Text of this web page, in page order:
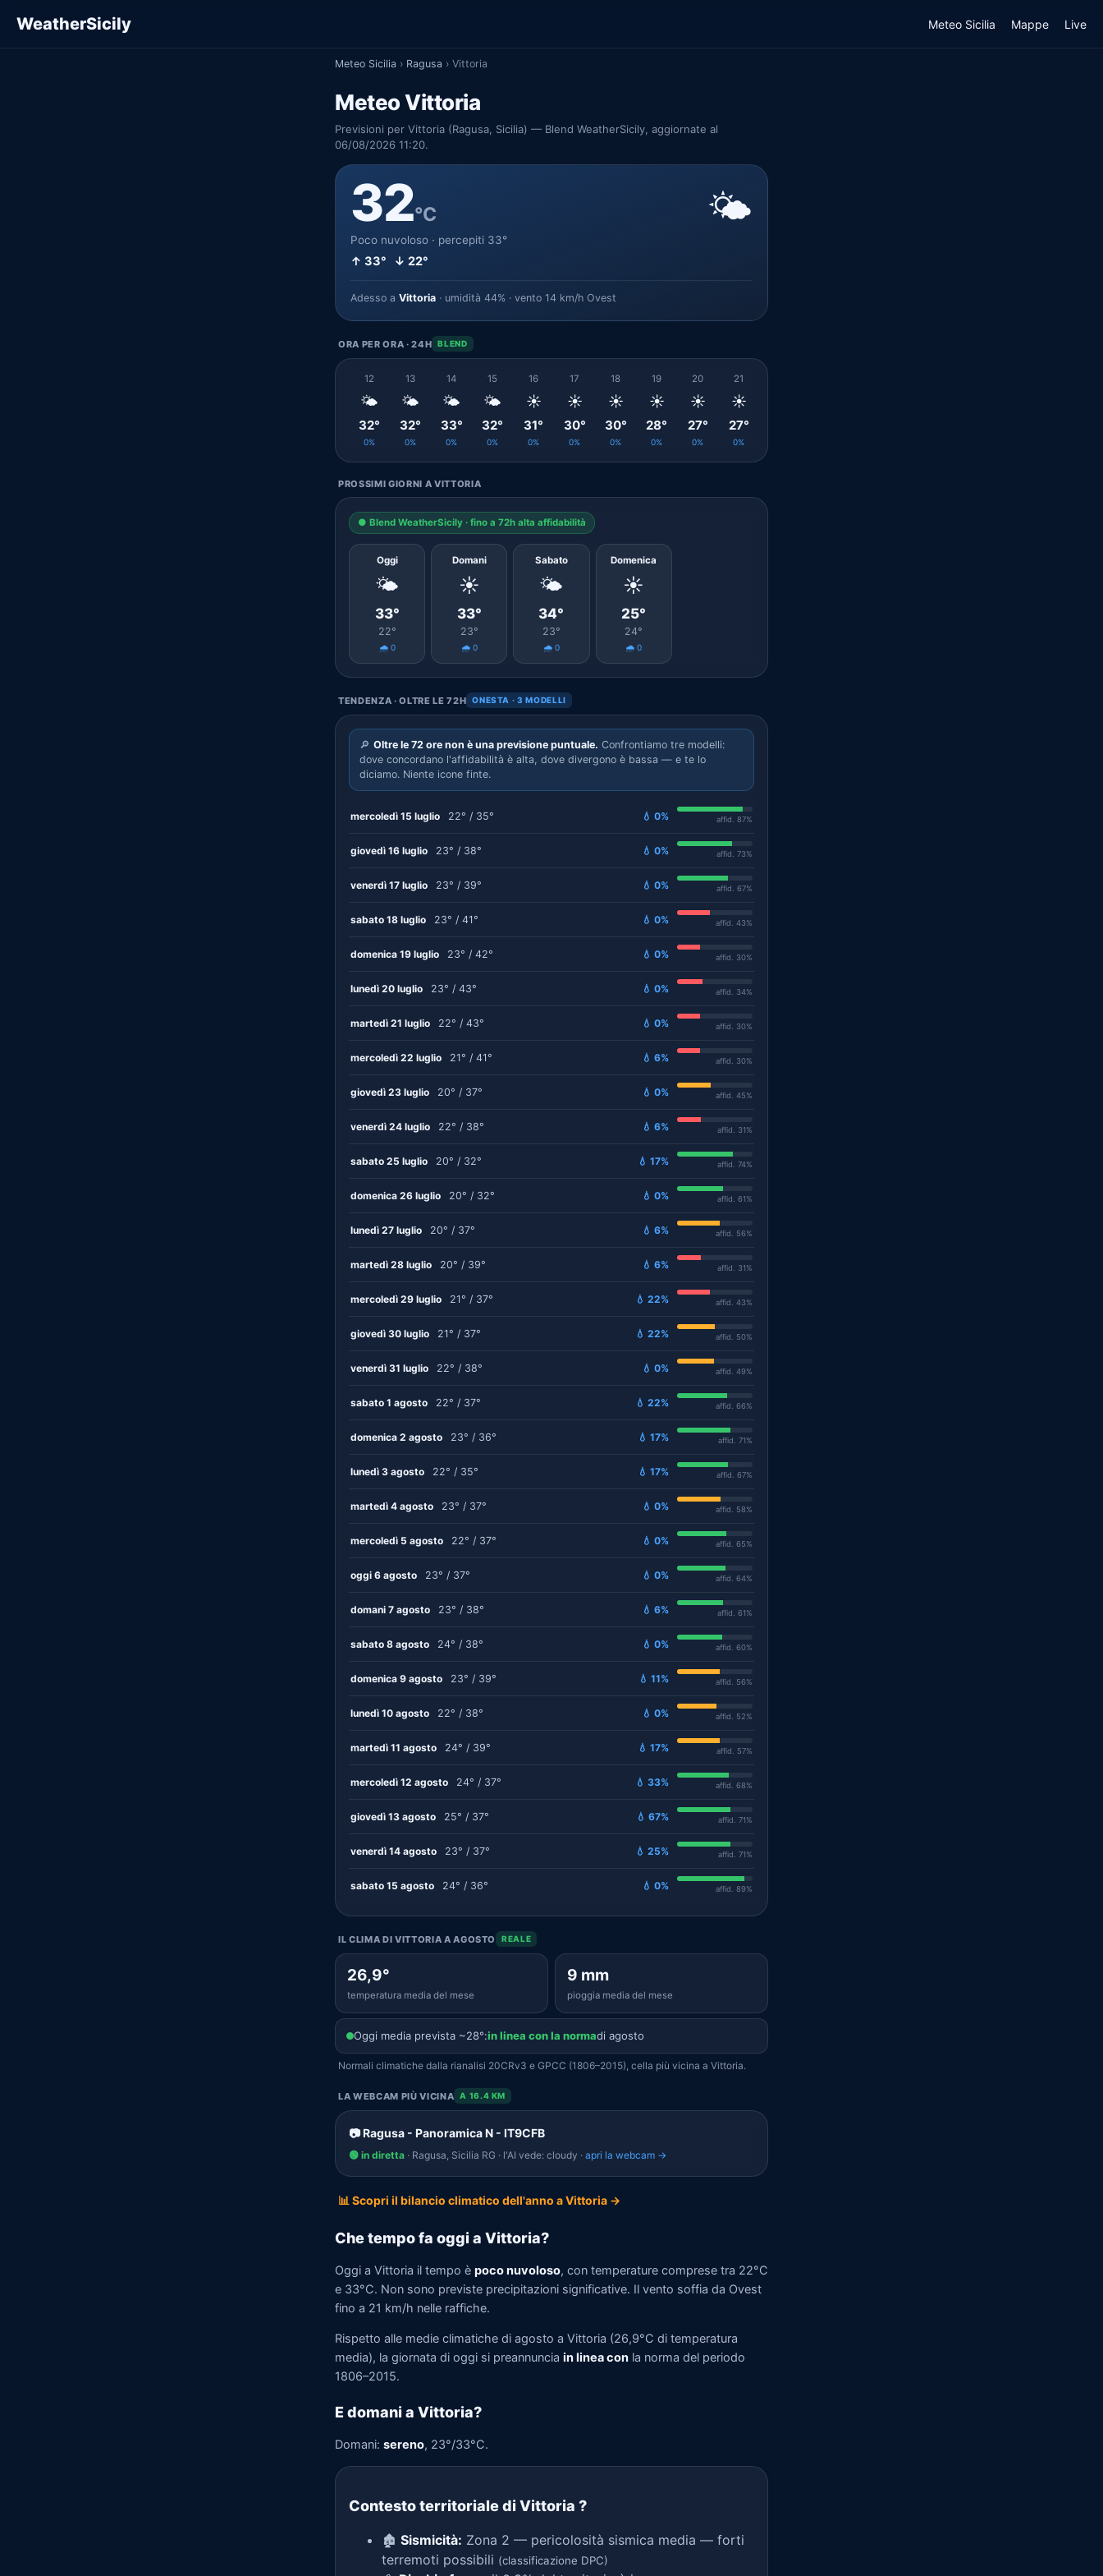
WeatherSicily Meteo Sicilia Mappe Live
Meteo Sicilia › Ragusa › Vittoria
Meteo Vittoria
Previsioni per Vittoria (Ragusa, Sicilia) — Blend WeatherSicily, aggiornate al
06/08/2026 11:20.
32°C
Poco nuvoloso · percepiti 33°
↑ 33° ↓ 22°
🌤️
Adesso a Vittoria · umidità 44% · vento 14 km/h Ovest
ORA PER ORA · 24H BLEND
12
🌤️
32°
0%
13
🌤️
32°
0%
14
🌤️
33°
0%
15
🌤️
32°
0%
16
☀️
31°
0%
17
☀️
30°
0%
18
☀️
30°
0%
19
☀️
28°
0%
20
☀️
27°
0%
21
☀️
27°
0%
PROSSIMI GIORNI A VITTORIA
● Blend WeatherSicily · fino a 72h alta affidabilità
Oggi
🌤️
33°
22°
🌧️ 0
Domani
☀️
33°
23°
🌧️ 0
Sabato
🌤️
34°
23°
🌧️ 0
Domenica
☀️
25°
24°
🌧️ 0
TENDENZA · OLTRE LE 72H ONESTA · 3 MODELLI
🔎 Oltre le 72 ore non è una previsione puntuale. Confrontiamo tre modelli:
dove concordano l'affidabilità è alta, dove divergono è bassa — e te lo
diciamo. Niente icone finte.
mercoledì 15 luglio 22° / 35° 💧 0% affid. 87%
giovedì 16 luglio 23° / 38° 💧 0% affid. 73%
venerdì 17 luglio 23° / 39° 💧 0% affid. 67%
sabato 18 luglio 23° / 41° 💧 0% affid. 43%
domenica 19 luglio 23° / 42° 💧 0% affid. 30%
lunedì 20 luglio 23° / 43° 💧 0% affid. 34%
martedì 21 luglio 22° / 43° 💧 0% affid. 30%
mercoledì 22 luglio 21° / 41° 💧 6% affid. 30%
giovedì 23 luglio 20° / 37° 💧 0% affid. 45%
venerdì 24 luglio 22° / 38° 💧 6% affid. 31%
sabato 25 luglio 20° / 32° 💧 17% affid. 74%
domenica 26 luglio 20° / 32° 💧 0% affid. 61%
lunedì 27 luglio 20° / 37° 💧 6% affid. 56%
martedì 28 luglio 20° / 39° 💧 6% affid. 31%
mercoledì 29 luglio 21° / 37° 💧 22% affid. 43%
giovedì 30 luglio 21° / 37° 💧 22% affid. 50%
venerdì 31 luglio 22° / 38° 💧 0% affid. 49%
sabato 1 agosto 22° / 37° 💧 22% affid. 66%
domenica 2 agosto 23° / 36° 💧 17% affid. 71%
lunedì 3 agosto 22° / 35° 💧 17% affid. 67%
martedì 4 agosto 23° / 37° 💧 0% affid. 58%
mercoledì 5 agosto 22° / 37° 💧 0% affid. 65%
oggi 6 agosto 23° / 37° 💧 0% affid. 64%
domani 7 agosto 23° / 38° 💧 6% affid. 61%
sabato 8 agosto 24° / 38° 💧 0% affid. 60%
domenica 9 agosto 23° / 39° 💧 11% affid. 56%
lunedì 10 agosto 22° / 38° 💧 0% affid. 52%
martedì 11 agosto 24° / 39° 💧 17% affid. 57%
mercoledì 12 agosto 24° / 37° 💧 33% affid. 68%
giovedì 13 agosto 25° / 37° 💧 67% affid. 71%
venerdì 14 agosto 23° / 37° 💧 25% affid. 71%
sabato 15 agosto 24° / 36° 💧 0% affid. 89%
IL CLIMA DI VITTORIA A AGOSTO REALE
26,9°
temperatura media del mese
9 mm
pioggia media del mese
Oggi media prevista ~28°:in linea con la normadi agosto
Normali climatiche dalla rianalisi 20CRv3 e GPCC (1806–2015), cella più vicina a Vittoria.
LA WEBCAM PIÙ VICINA A 16.4 KM
📷 Ragusa - Panoramica N - IT9CFB
🟢 in diretta · Ragusa, Sicilia RG · l'AI vede: cloudy · apri la webcam →
📊 Scopri il bilancio climatico dell'anno a Vittoria →
Che tempo fa oggi a Vittoria?
Oggi a Vittoria il tempo è poco nuvoloso, con temperature comprese tra 22°C
e 33°C. Non sono previste precipitazioni significative. Il vento soffia da Ovest
fino a 21 km/h nelle raffiche.
Rispetto alle medie climatiche di agosto a Vittoria (26,9°C di temperatura
media), la giornata di oggi si preannuncia in linea con la norma del periodo
1806–2015.
E domani a Vittoria?
Domani: sereno, 23°/33°C.
Contesto territoriale di Vittoria ?
🏚️ Sismicità: Zona 2 — pericolosità sismica media — forti
terremoti possibili (classificazione DPC)